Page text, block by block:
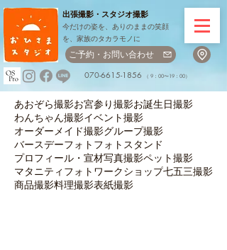
出張撮影・ スタジオ撮影
今だけの姿を、ありのままの笑顔
を、家族のタカラモノに
ご予約・お問い合わせ
070-6615-1856 （ 9：00〜19：00）
あおぞら撮影お宮参り撮影お誕生日撮影
わんちゃん撮影イベント撮影
オーダーメイド撮影グループ撮影
バースデーフォト フォトスタンド
プロフィール・宣材写真撮影ペット撮影
マタニティフォト ワークショップ七五三撮影
商品撮影料理撮影表紙撮影